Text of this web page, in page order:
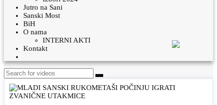
Jutro na Sani
Sanski Most
BiH
O nama
INTERNI AKTI
Kontakt